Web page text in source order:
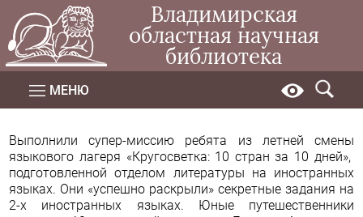
Владимирская
областная научная
библиотека
МЕНЮ
Выполнили супер-миссию ребята из летней смены
языкового лагеря «Кругосветка: 10 стран за 10 дней»,
подготовленной отделом литературы на иностранных
языках. Они «успешно раскрыли» секретные задания на
2-х иностранных языках. Юные путешественники